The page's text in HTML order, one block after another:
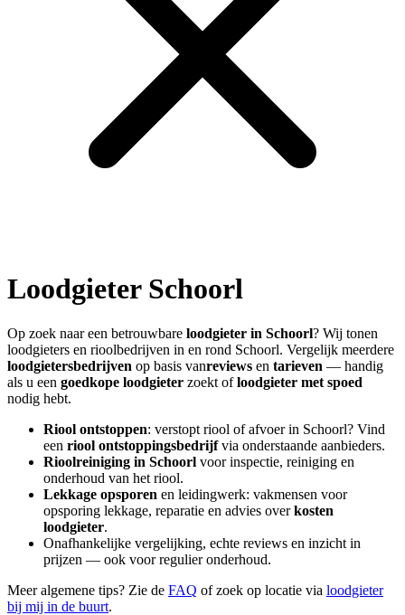
Loodgieter Schoorl
Op zoek naar een betrouwbare loodgieter in Schoorl? Wij tonen
loodgieters en rioolbedrijven in en rond Schoorl. Vergelijk meerdere
loodgietersbedrijven op basis vanreviews en tarieven — handig
als u een goedkope loodgieter zoekt ofloodgieter met spoed
nodig hebt.
Riool ontstoppen: verstopt riool of afvoer in Schoorl? Vind
een riool ontstoppingsbedrijfvia onderstaande aanbieders.
Rioolreiniging in Schoorl voor inspectie, reiniging en
onderhoud van het riool.
Lekkage opsporen en leidingwerk: vakmensen voor
opsporing lekkage, reparatie en advies overkosten
loodgieter.
Onafhankelijke vergelijking, echte reviews en inzicht in
prijzen — ook voor regulier onderhoud.
Meer algemene tips? Zie de FAQ of zoek op locatie via loodgieter
bij mij in de buurt.